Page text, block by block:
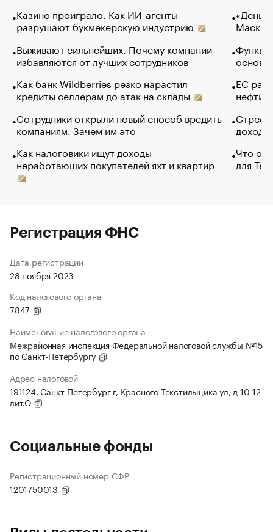
Казино проиграло. Как ИИ-агенты
разрушают букмекерскую индустрию
Выживают сильнейших. Почему компании
избавляются от лучших сотрудников
Как банк Wildberries резко нарастил
кредиты селлерам до атак на склады
Сотрудники открыли новый способ вредить
компаниям. Зачем им это
Как налоговики ищут доходы
неработающих покупателей яхт и квартир
Маск в
основ
ЕС
нефти
Что
для
Регистрация ФНС
Дата регистрации
28 ноября 2023
Код налогового органа
7847
Наименование налогового органа
Межрайонная инспекция Федеральной налоговой службы №15
по Санкт-Петербургу
Адрес налоговой
191124, Санкт-Петербург г, Красного Текстильщика ул, д 10-12
лит.О
Социальные фонды
Регистрационный номер СФР
1201750013